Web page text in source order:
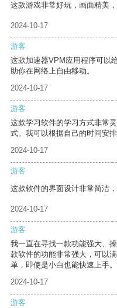
这款游戏非常好玩，画面精美，
2024-10-17
游客
这款加速器VPM应用程序可以
助你在网络上自由移动。
2024-10-17
游客
这款学习软件的学习方式非常
式。我可以根据自己的时间安排
2024-10-17
游客
这款软件的界面设计非常简洁，
2024-10-17
游客
我一直在寻找一款功能强大、
款软件的功能非常强大，可以
单，即使是小白也能快速上手。
2024-10-17
游客